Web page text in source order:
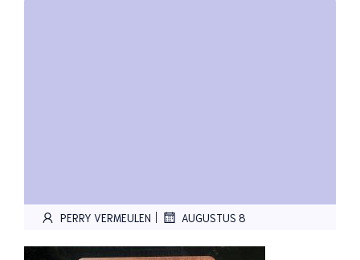
PERRY VERMEULEN | AUGUSTUS 8